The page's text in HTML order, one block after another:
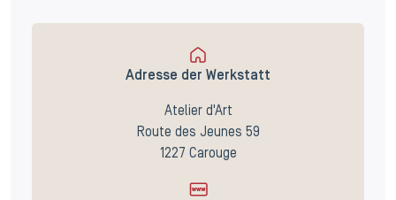
Adresse der Werkstatt
Atelier d'Art
Route des Jeunes 59
1227 Carouge